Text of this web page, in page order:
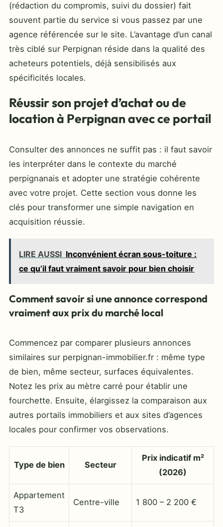
(rédaction du compromis, suivi du dossier) fait
souvent partie du service si vous passez par une
agence référencée sur le site. L’avantage d’un canal
très ciblé sur Perpignan réside dans la qualité des
acheteurs potentiels, déjà sensibilisés aux
spécificités locales.
Réussir son projet d’achat ou de
location à Perpignan avec ce portail
Consulter des annonces ne suffit pas : il faut savoir
les interpréter dans le contexte du marché
perpignanais et adopter une stratégie cohérente
avec votre projet. Cette section vous donne les
clés pour transformer une simple navigation en
acquisition réussie.
LIRE AUSSI Inconvénient écran sous-toiture :
ce qu’il faut vraiment savoir pour bien choisir
Comment savoir si une annonce correspond
vraiment aux prix du marché local
Commencez par comparer plusieurs annonces
similaires sur perpignan-immobilier.fr : même type
de bien, même secteur, surfaces équivalentes.
Notez les prix au mètre carré pour établir une
fourchette. Ensuite, élargissez la comparaison aux
autres portails immobiliers et aux sites d’agences
locales pour confirmer vos observations.
Type de bien Secteur
Prix indicatif m²
(2026)
Appartement
T3
Centre-ville 1 800 – 2 200 €